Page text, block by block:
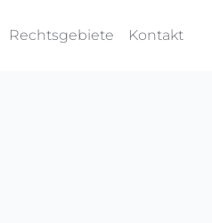
Rechtsgebiete Kontakt